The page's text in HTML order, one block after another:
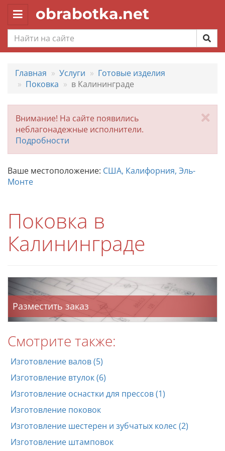
Toggle
navigation
obrabotka.net
Главная Услуги
Готовые изделия
Поковка
в Калининграде
Внимание! На сайте появились
неблагонадежные исполнители.
Подробности
Ваше местоположение: США, Калифорния, Эль-
Монте
Поковка в
Калининграде
Разместить заказ
Смотрите также:
Изготовление валов (5)
Изготовление втулок (6)
Изготовление оснастки для прессов (1)
Изготовление поковок
Изготовление шестерен и зубчатых колес (2)
Изготовление штамповок